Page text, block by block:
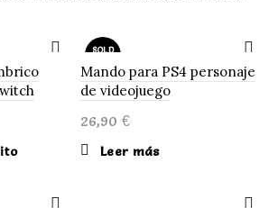
SOLD
Mando para PS4 personaje
de videojuego
26,90 €
Leer más